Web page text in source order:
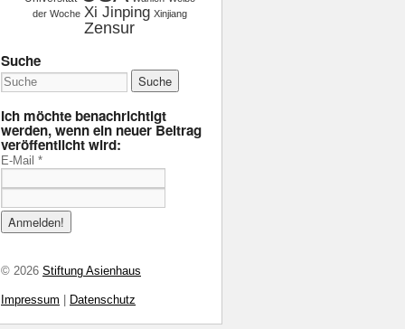
der Woche Xi Jinping Xinjiang
Zensur
Suche
Ich möchte benachrichtigt
werden, wenn ein neuer Beitrag
veröffentlicht wird:
E-Mail *
© 2026 Stiftung Asienhaus
Impressum Datenschutz